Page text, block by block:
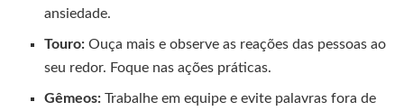
ansiedade.
Touro: Ouça mais e observe as reações das pessoas ao
seu redor. Foque nas ações práticas.
Gêmeos: Trabalhe em equipe e evite palavras fora de